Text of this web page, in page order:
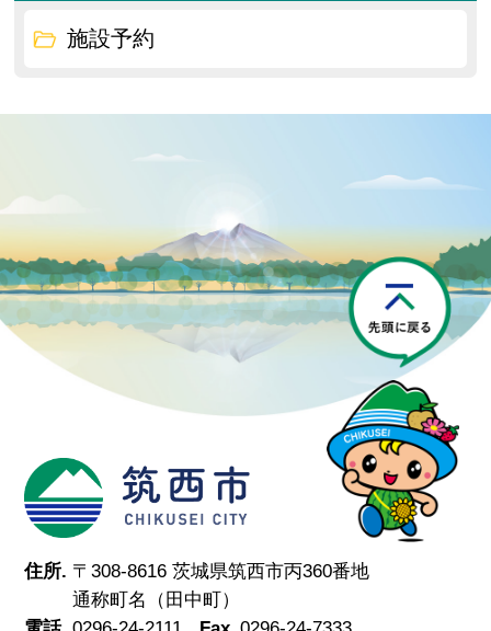
施設予約
筑西市
住所. 〒308-8616 茨城県筑西市丙360番地
通称町名（田中町）